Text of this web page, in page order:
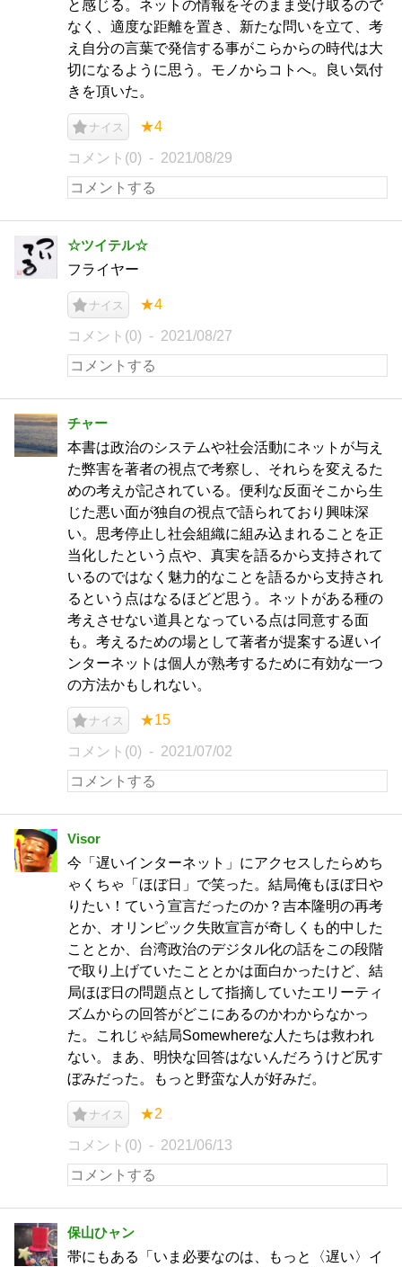
と感じる。ネットの情報をそのまま受け取るので
なく、適度な距離を置き、新たな問いを立て、考
え自分の言葉で発信する事がこらからの時代は大
切になるように思う。モノからコトへ。良い気付
きを頂いた。
ナイス ★4
コメント(0) 2021/08/29
☆ツイテル☆
フライヤー
ナイス ★4
コメント(0) 2021/08/27
チャー
本書は政治のシステムや社会活動にネットが与え
た弊害を著者の視点で考察し、それらを変えるた
めの考えが記されている。便利な反面そこから生
じた悪い面が独自の視点で語られており興味深
い。思考停止し社会組織に組み込まれることを正
当化したという点や、真実を語るから支持されて
いるのではなく魅力的なことを語るから支持され
るという点はなるほどど思う。ネットがある種の
考えさせない道具となっている点は同意する面
も。考えるための場として著者が提案する遅いイ
ンターネットは個人が熟考するために有効な一つ
の方法かもしれない。
ナイス ★15
コメント(0) 2021/07/02
Visor
今「遅いインターネット」にアクセスしたらめち
ゃくちゃ「ほぼ日」で笑った。結局俺もほぼ日や
りたい！ていう宣言だったのか？吉本隆明の再考
とか、オリンピック失敗宣言が奇しくも的中した
こととか、台湾政治のデジタル化の話をこの段階
で取り上げていたこととかは面白かったけど、結
局ほぼ日の問題点として指摘していたエリーティ
ズムからの回答がどこにあるのかわからなかっ
た。これじゃ結局Somewhereな人たちは救われ
ない。まあ、明快な回答はないんだろうけど尻す
ぼみだった。もっと野蛮な人が好みだ。
ナイス ★2
コメント(0) 2021/06/13
保山ひャン
帯にもある「いま必要なのは、もっと〈遅い〉イ